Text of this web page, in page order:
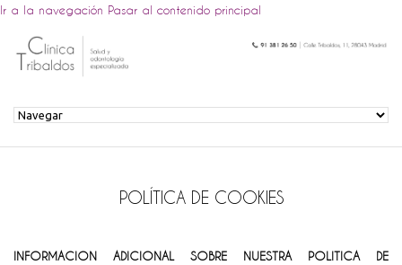
Ir a la navegación Pasar al contenido principal
POLÍTICA DE COOKIES
INFORMACION ADICIONAL SOBRE NUESTRA POLITICA DE